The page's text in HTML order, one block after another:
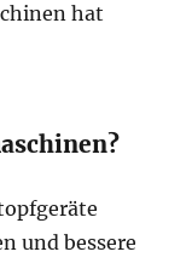
hat
und bessere